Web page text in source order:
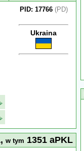
PID: 17766 (PD)
Ukraina
w tym 1351 aPKL